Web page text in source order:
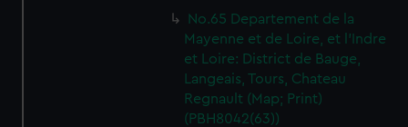
No.65 Departement de la
Mayenne et de Loire, et l'Indre
et Loire: District de Bauge,
Langeais, Tours, Chateau
Regnault (Map; Print)
(PBH8042(63))